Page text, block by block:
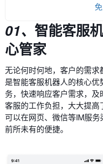
01、 智能客服
心管家
无论何时何地，客户的需
是智能客服机器人的核心
务，快速响应客户需求，
客服的工作负担，大大提
可以在网页、微信等IM服
前所未有的便捷。